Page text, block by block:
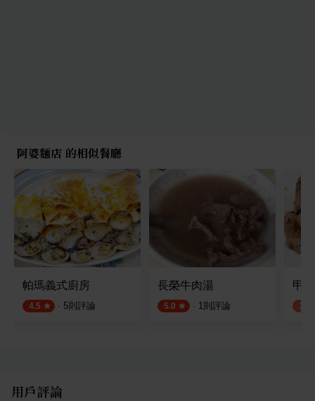
阿婆麵店 的相似餐廳
帕瑪義式廚房
4.5 · 5則評論
長榮牛肉湯
5.0 · 1則評論
甲
3.8
用戶評論